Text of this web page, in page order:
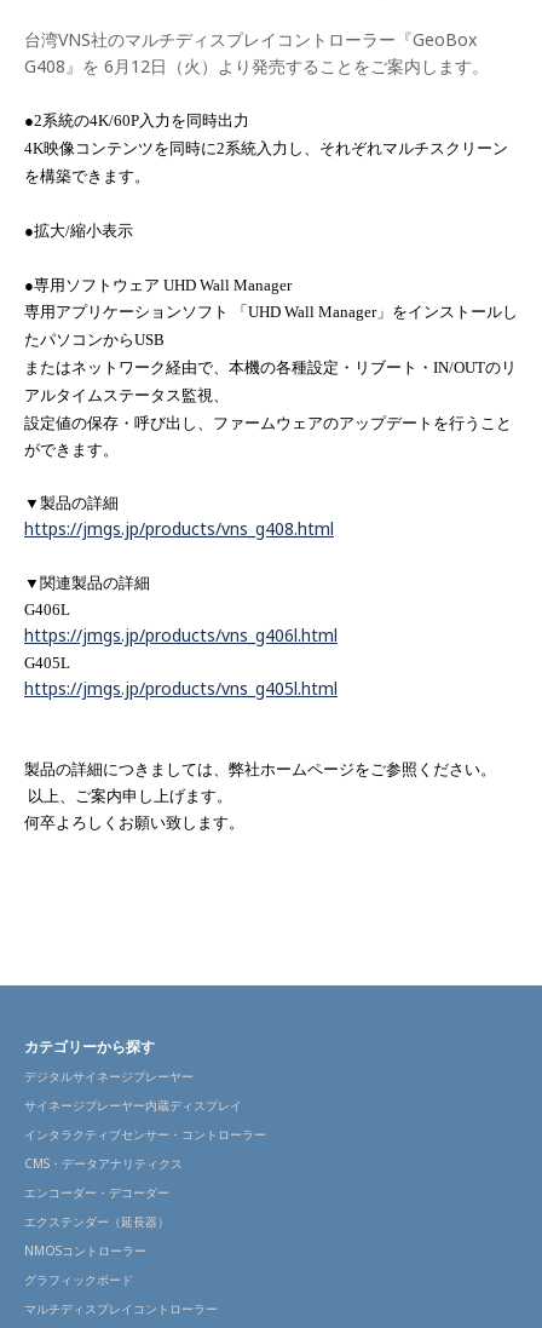
台湾VNS社のマルチディスプレイコントローラー『GeoBox
G408』を 6月12日（火）より発売することをご案内します。
●2系統の4K/60P入力を同時出力
4K映像コンテンツを同時に2系統入力し、それぞれマルチスクリーン
を構築できます。
●拡大/縮小表示
●専用ソフトウェア UHD Wall Manager
専用アプリケーションソフト 「 UHD Wall Manager」をインストールし
たパソコンからUSB
またはネットワーク経由で、本機の各種設定・リブート・ IN/OUTのリ
アルタイムステータス監視、
設定値の保存・呼び出し、ファームウェアのアップデートを行うこと
ができます。
▼製品の詳細
https://jmgs.jp/products/vns_g408.html
▼関連製品の詳細
G406L
https://jmgs.jp/products/vns_g406l.html
G405L
https://jmgs.jp/products/vns_g405l.html
製品の詳細につきましては、弊社ホームページをご参照ください。
以上、ご案内申し上げます。
何卒よろしくお願い致します。
カテゴリーから探す
デジタルサイネージプレーヤー
サイネージプレーヤー内蔵ディスプレイ
インタラクティブセンサー・コントローラー
CMS・データアナリティクス
エンコーダー・デコーダー
エクステンダー（延長器）
NMOSコントローラー
グラフィックボード
マルチディスプレイコントローラー